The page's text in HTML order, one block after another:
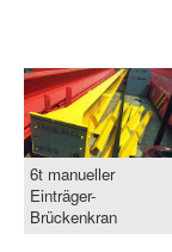
6t manueller
Einträger-
Brückenkran